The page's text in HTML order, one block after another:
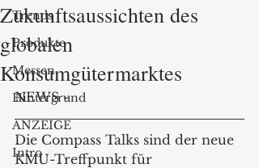
Trends
Produkte
Messen
Hintergrund
ANZEIGE
Intro
Zukunftsaussichten des
globalen
Konsumgütermarktes
NEWS -
Die Compass Talks sind der neue
KMU-Treffpunkt für